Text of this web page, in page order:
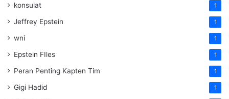
konsulat 1
Jeffrey Epstein 1
wni 1
Epstein FIles 1
Peran Penting Kapten Tim 1
Gigi Hadid 1